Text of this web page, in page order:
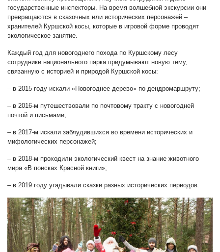
государственные инспекторы. На время волшебной экскурсии они
превращаются в сказочных или исторических персонажей –
хранителей Куршской косы, которые в игровой форме проводят
экологическое занятие.
Каждый год для новогоднего похода по Куршскому лесу
сотрудники национального парка придумывают новую тему,
связанную с историей и природой Куршской косы:
– в 2015 году искали «Новогоднее дерево» по дендромаршруту;
– в 2016-м путешествовали по почтовому тракту с новогодней
почтой и письмами;
– в 2017-м искали заблудившихся во времени исторических и
мифологических персонажей;
– в 2018-м проходили экологический квест на знание животного
мира «В поисках Красной книги»;
– в 2019 году угадывали сказки разных исторических периодов.